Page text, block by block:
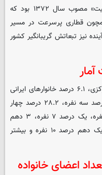
مبتنی بر «قانون تنظیم خانواده و جمعیت» مصوب سال ۱۳۷۲ بود که
قطاری پرسرعت در مسیر
نیز تبعاتش گریبانگیر کشور
بر اساس یکی از آخرین آمارهای بانک مرکزی، ۶.۱ درصد خانوارهای ایرانی
یک نفره، ۲۲.۹ درصد دو نفره، ۲۸.۳ درصد سه نفره، ۲۸.۲ درصد چهار
نفره، ۱۰.۱ درصد ۵ نفره، ۲.۸ درصد ۶ نفره، یک درصد ۷ نفره، ۳ دهم
درصد ۸ نفره، ۲ دهم درصد ۹ نفره و یک دهم درصد ۱۰ نفره و بیشتر
اعضای خانواده